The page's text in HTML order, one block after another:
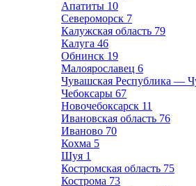
Апатиты 10
Североморск 7
Калужская область 79
Калуга 46
Обнинск 19
Малоярославец 6
Чувашская Республика —
Чебоксары 67
Новочебоксарск 11
Ивановская область 76
Иваново 70
Кохма 5
Шуя 1
Костромская область 75
Кострома 73